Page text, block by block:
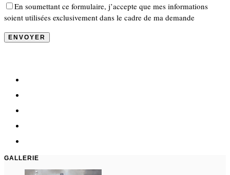
En soumettant ce formulaire, j’accepte que mes informations
soient utilisées exclusivement dans le cadre de ma demande
GALLERIE